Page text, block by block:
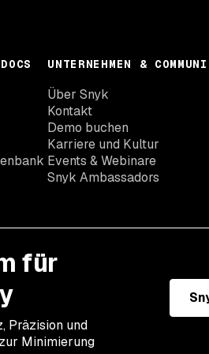
UNTERNEHMEN &
Über Snyk
Kontakt
Demo buchen
Karriere und Kultur
Events & Webinare
Snyk Ambassadors
für
Präzision und
Minimierung